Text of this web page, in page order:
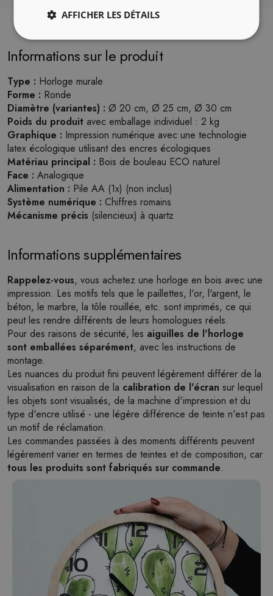
Informations sur le produit
Type : Horloge murale
Forme : Ronde
Diamètre (variantes) : Ø 20 cm, Ø 25 cm, Ø 30 cm
Poids du produit avec emballage individuel : 2 kg
Graphique : Impression numérique avec une technologie
latex écologique utilisant des encres écologiques
Matériau principal : Bois de bouleau ECO naturel
Face : Analogique
Alimentation : Pile AA (1x) (non inclus)
Système numérique : Chiffres romains
Mécanisme précis (silencieux) à quartz
Informations supplémentaires
Rappelez-vous, vous achetez une horloge en bois avec une
impression. Les motifs tels que le paillettes, l'or, l'argent, le
béton, le marbre, la tôle rouillée, etc. sont imprimés, ce qui
peut les rendre différents de leurs homologues réels.
Pour des raisons de sécurité, les aiguilles de l'horloge
sont emballées séparément, avec les instructions de
montage.
Les nuances du produit fini peuvent légèrement différer de la
visualisation en raison de la calibration de l'écran sur lequel
les objets sont visualisés, de la machine d'impression et du
type d'encre utilisé - une légère différence de teinte n'est pas
un motif de réclamation.
Les commandes passées à des moments différents peuvent
légèrement varier en termes de teintes et de composition, car
tous les produits sont fabriqués sur commande.
AFFICHER LES DÉTAILS